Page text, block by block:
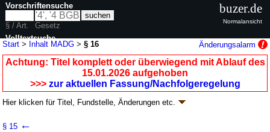
Start > Inhalt MADG >§ 16 Änderungsalarm
Achtung: Titel komplett oder überwiegend mit Ablauf des
15.01.2026 aufgehoben
>>> zur aktuellen Fassung/Nachfolgeregelung
Hier klicken fürTitel, Fundstelle, Änderungen etc.
§ 15 ←
Vorschriftensuche
§ / Art.
Gesetz
Volltextsuche
nur in MADG
buzer.de
Normalansicht